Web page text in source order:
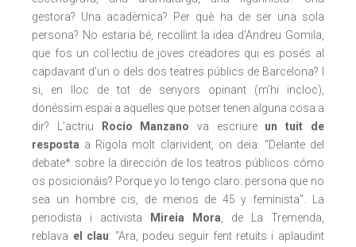
gestora? Una acadèmica? Per què ha de ser una sola
persona? No estaria bé, recollint la idea d’Andreu Gomila,
que fos un col·lectiu de joves creadores qui es posés al
capdavant d’un o dels dos teatres públics de Barcelona? I
si, en lloc de tot de senyors opinant (m’hi incloc),
donéssim espai a aquelles que potser tenen alguna cosa a
dir? L’actriu
Rocío Manzano va escriure un tuit de
resposta a Rigola molt clarivident, on deia: “Delante del
debate* sobre la dirección de los teatros públicos cómo
os posicionáis? Porque yo lo tengo claro: persona que no
sea un hombre cis, de menos de 45 y feminista”. La
periodista i activista
Mireia Mora , de La Tremenda,
reblava el clau: “Ara, podeu seguir fent retuits i aplaudint